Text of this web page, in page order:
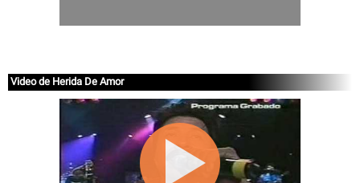
Video de Herida De Amor